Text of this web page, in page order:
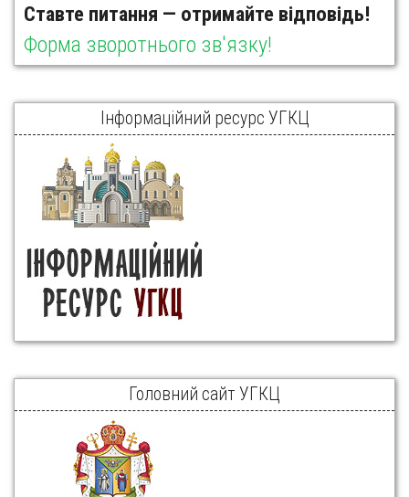
Ставте питання — отримайте відповідь!
Форма зворотнього зв'язку!
Інформаційний ресурс УГКЦ
Головний сайт УГКЦ